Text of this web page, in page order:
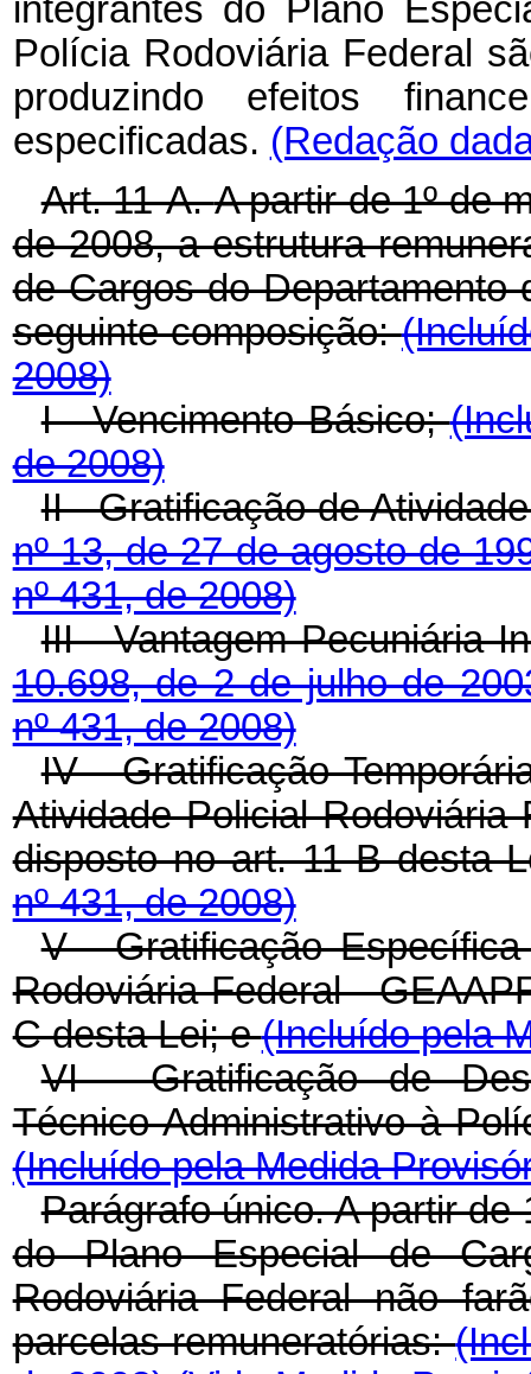
integrantes do Plano
Polícia Rodoviária Federal
produzindo efeitos
especificadas. (Redação
Art. 11-A.A partir de 1º de
de 2008, a estrutura
de Cargos do Departamento
seguinte composição:
2008)
I - Vencimento Básico;
de 2008)
II - Gratificação de
nº 13, de 27 de agosto de
nº 431, de 2008)
III - Vantagem Pecuniária
10.698, de 2 de julho de
nº 431, de 2008)
IV - Gratificação
Atividade Policial Rodoviária
disposto no art. 11-B desta
nº 431, de 2008)
V - Gratificação
Rodoviária Federal -
C desta Lei; e(Incluído pela
VI - Gratificação de
Técnico-Administrativo à
(Incluído pela Medida
Parágrafo único. A partir de
do Plano Especial de
Rodoviária Federal não
parcelas remuneratórias: